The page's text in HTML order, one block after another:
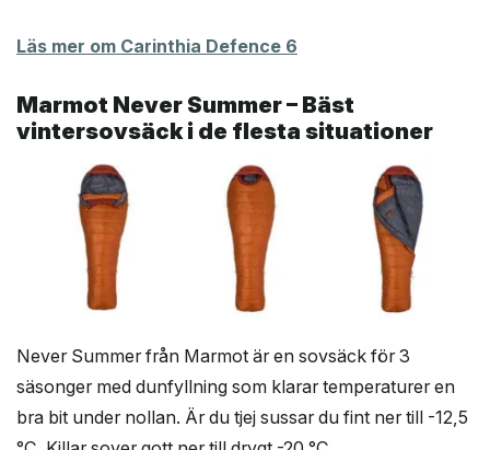
Läs mer om Carinthia Defence 6
Marmot Never Summer – Bäst
vintersovsäck i de flesta situationer
Never Summer från Marmot är en sovsäck för 3
säsonger med dunfyllning som klarar temperaturer en
bra bit under nollan. Är du tjej sussar du fint ner till -12,5